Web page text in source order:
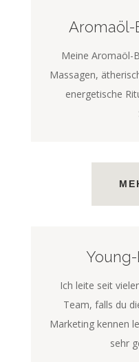
Aromaöl-
Meine Aromaöl-
Massagen,
energetische
Ich leite seit
Team, falls du
Marketing kennen
sehr